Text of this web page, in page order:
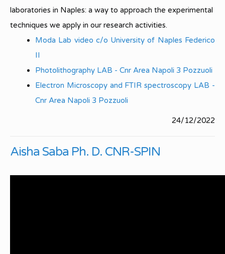
laboratories in Naples: a way to approach the experimental
techniques we apply in our research activities.
Moda Lab video c/o University of Naples Federico
II
Photolithography LAB - Cnr Area Napoli 3 Pozzuoli
Electron Microscopy and FTIR spectroscopy LAB -
Cnr Area Napoli 3 Pozzuoli
24/12/2022
Aisha Saba Ph. D. CNR-SPIN